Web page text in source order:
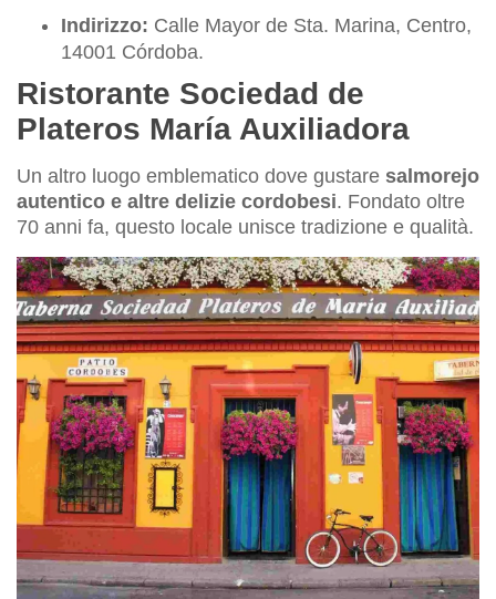
Indirizzo: Calle Mayor de Sta. Marina, Centro,
14001 Córdoba.
Ristorante Sociedad de
Plateros María Auxiliadora
Un altro luogo emblematico dove gustare salmorejo
autentico e altre delizie cordobesi. Fondato oltre
70 anni fa, questo locale unisce tradizione e qualità.